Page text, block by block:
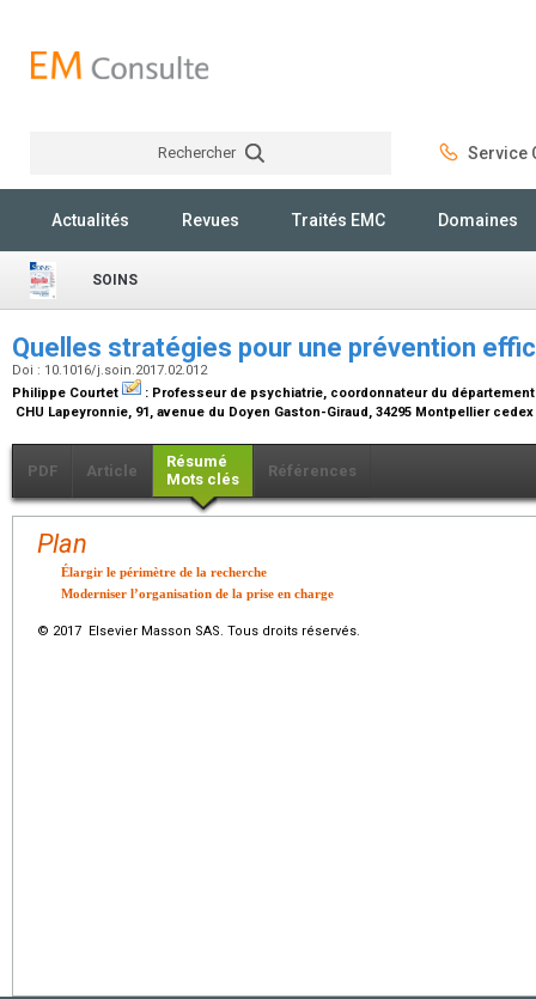
Rechercher Service
Actualités Revues Traités EMC Domaines
SOINS
Quelles stratégies pour une prévention
Doi : 10.1016/j.soin.2017.02.012
Philippe Courtet
: Professeur de psychiatrie, coordonnateur du
CHU Lapeyronnie, 91, avenue du Doyen Gaston-Giraud, 34295 Montpellier
PDF Article
Résumé
Mots clés
Références
Plan
Élargir le périmètre de la recherche
Moderniser l’organisation de la prise en charge
© 2017 Elsevier Masson SAS. Tous droits réservés.